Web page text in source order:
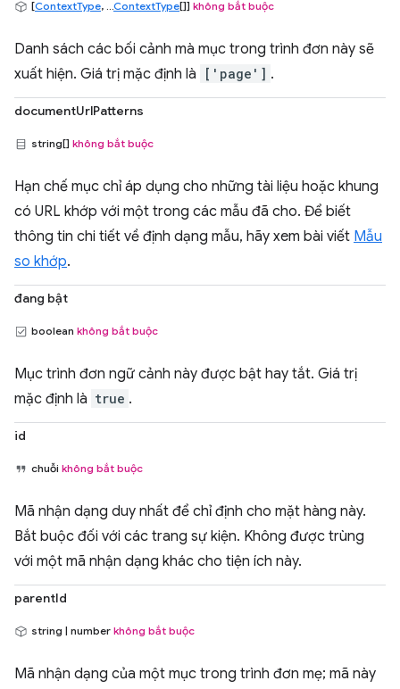
[ContextType, ...ContextType[]] không bắt buộc
Danh sách các bối cảnh mà mục trong trình đơn này sẽ
xuất hiện. Giá trị mặc định là
['page'] .
documentUrlPatterns
string[] không bắt buộc
Hạn chế mục chỉ áp dụng cho những tài liệu hoặc khung
có URL khớp với một trong các mẫu đã cho. Để biết
thông tin chi tiết về định dạng mẫu, hãy xem bài viết Mẫu
so khớp.
đang bật
boolean không bắt buộc
Mục trình đơn ngữ cảnh này được bật hay tắt. Giá trị
mặc định là true .
id
chuỗi không bắt buộc
Mã nhận dạng duy nhất để chỉ định cho mặt hàng này.
Bắt buộc đối với các trang sự kiện. Không được trùng
với một mã nhận dạng khác cho tiện ích này.
parentId
string | number không bắt buộc
Mã nhận dạng của một mục trong trình đơn mẹ; mã này